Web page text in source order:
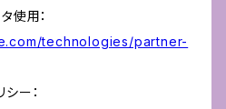
使用：
technologies/partner-
ー：